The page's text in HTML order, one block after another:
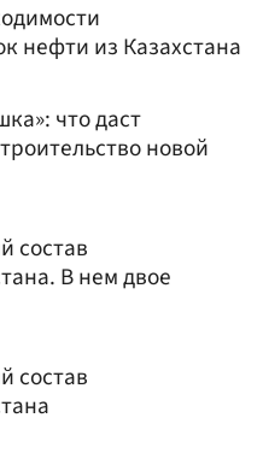
нефти из Казахстана
что даст
новой
состав
В нем двое
состав